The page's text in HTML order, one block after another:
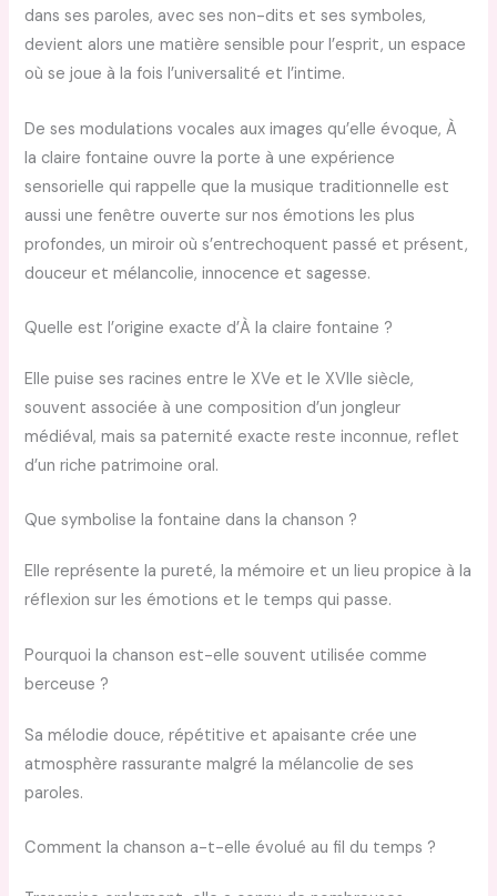
dans ses paroles, avec ses non-dits et ses symboles,
devient alors une matière sensible pour l’esprit, un espace
où se joue à la fois l’universalité et l’intime.
De ses modulations vocales aux images qu’elle évoque, À
la claire fontaine ouvre la porte à une expérience
sensorielle qui rappelle que la musique traditionnelle est
aussi une fenêtre ouverte sur nos émotions les plus
profondes, un miroir où s’entrechoquent passé et présent,
douceur et mélancolie, innocence et sagesse.
Quelle est l’origine exacte d’À la claire fontaine ?
Elle puise ses racines entre le XVe et le XVIIe siècle,
souvent associée à une composition d’un jongleur
médiéval, mais sa paternité exacte reste inconnue, reflet
d’un riche patrimoine oral.
Que symbolise la fontaine dans la chanson ?
Elle représente la pureté, la mémoire et un lieu propice à la
réflexion sur les émotions et le temps qui passe.
Pourquoi la chanson est-elle souvent utilisée comme
berceuse ?
Sa mélodie douce, répétitive et apaisante crée une
atmosphère rassurante malgré la mélancolie de ses
paroles.
Comment la chanson a-t-elle évolué au fil du temps ?